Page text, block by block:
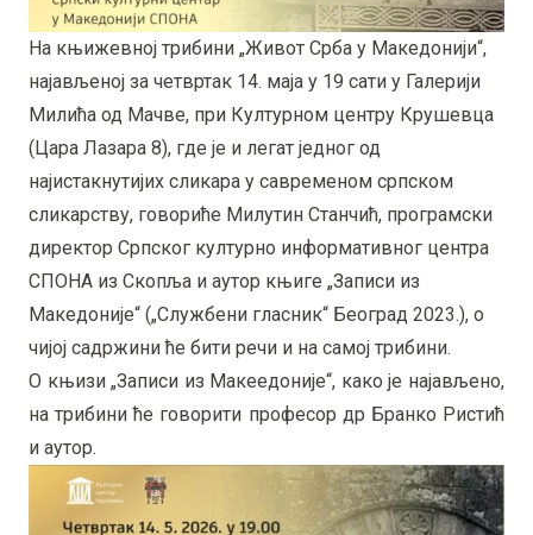
На књижевној трибини „Живот Срба у Македонији“,
најављеној за четвртак 14. маја у 19 сати у Галерији
Милића од Мачве, при Културном центру Крушевца
(Цара Лазара 8), где је и легат једног од
најистакнутијих сликара у савременом српском
сликарству, говориће Милутин Станчић, програмски
директор Српског културно информативног центра
СПОНА из Скопља и аутор књиге „Записи из
Македоније“ („Службени гласник“ Београд 2023.), о
чијој садржини ће бити речи и на самој трибини.
О књизи „Записи из Макеедоније“, како је најављено,
на трибини ће говорити професор др Бранко Ристић
и аутор.